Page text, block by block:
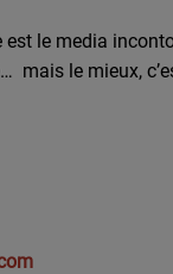
est le media
mais le mieux,